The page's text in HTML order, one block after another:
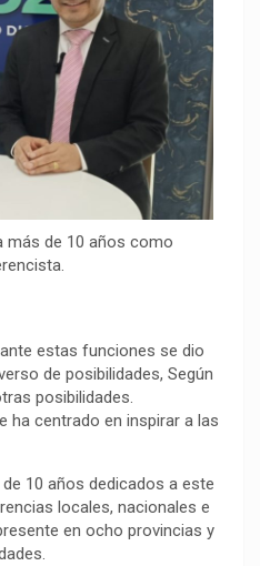
más de 10 años como
estas funciones se dio
de posibilidades, Según
posibilidades.
ha centrado en inspirar a las
10 años dedicados a este
locales, nacionales e
en ocho provincias y